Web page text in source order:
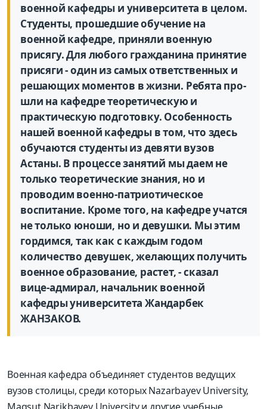
военной кафедры и университета в целом.
Студенты, прошедшие обучение на
военной кафедре, приняли военную
присягу. Для любого гражданина принятие
присяги - один из самых ответственных и
решающих моментов в жизни. Ребята про­
шли на кафедре теоретическую и
практическую подготовку. Особенность
нашей военной кафедры в том, что здесь
обу­чаются студенты из девяти вузов
Астаны. В процессе занятий мы даем не
только теоретические знания, но и
проводим военно-патриотическое
воспитание. Кроме того, на кафедре учатся
не только юноши, но и девушки. Мы этим
гордимся, так как с каждым годом
количество девушек, желающих получить
военное образование, растет, - сказал
вице-адмирал, начальник военной
кафедры университета Жандарбек
ЖАНЗАКОВ.
Военная кафедра объединяет студентов ведущих
вузов столицы, среди которых Nazarbayev University,